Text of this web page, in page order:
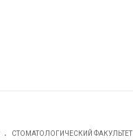
. СТОМАТОЛОГИЧЕСКИЙ ФАКУЛЬТЕТ